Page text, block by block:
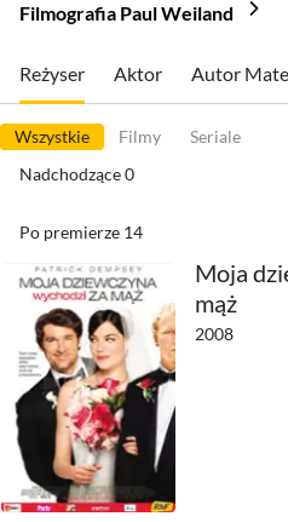
Filmografia Paul Weiland
Reżyser Aktor Autor
Wszystkie Filmy
Seriale
Nadchodzące0
Po premierze 14
Moja
mąż
2008